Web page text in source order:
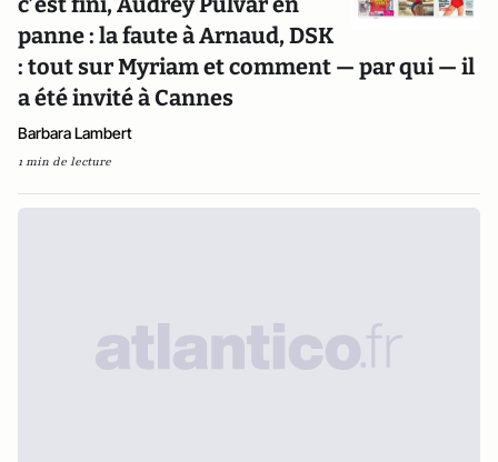
panne : la faute à Arnaud, DSK
: tout sur Myriam et comment — par qui — il
a été invité à Cannes
Barbara Lambert
1 min de lecture